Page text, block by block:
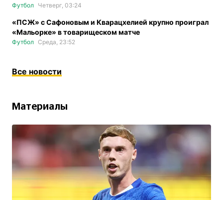
Футбол Четверг, 03:24
«ПСЖ» с Сафоновым и Кварацхелией крупно проиграл
«Мальорке» в товарищеском матче
Футбол Среда, 23:52
Все новости
Материалы